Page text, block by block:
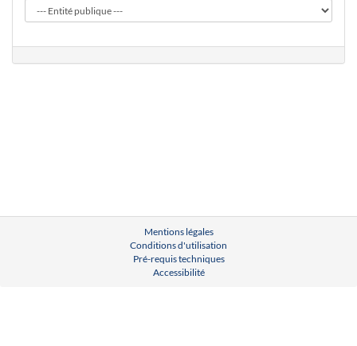
Mentions légales
Conditions d'utilisation
Pré-requis techniques
Accessibilité